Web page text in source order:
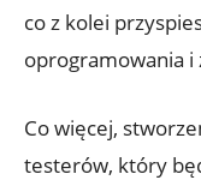
co z kolei
oprogramowania i
Co więcej,
testerów, który